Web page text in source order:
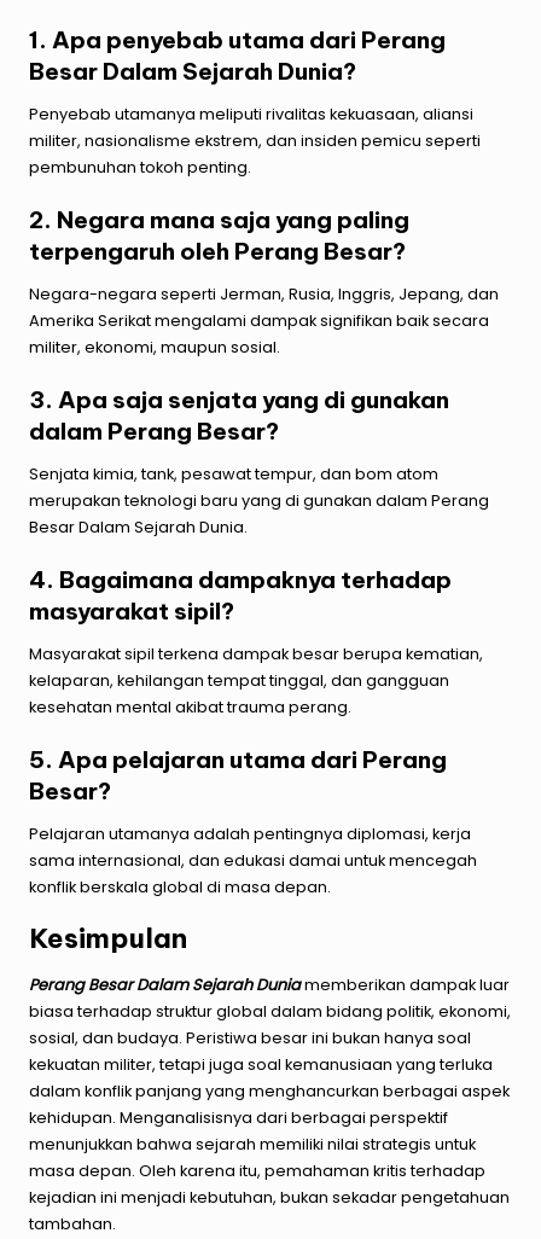
1. Apa penyebab utama dari Perang
Besar Dalam Sejarah Dunia?
Penyebab utamanya meliputi rivalitas kekuasaan, aliansi
militer, nasionalisme ekstrem, dan insiden pemicu seperti
pembunuhan tokoh penting.
2. Negara mana saja yang paling
terpengaruh oleh Perang Besar?
Negara-negara seperti Jerman, Rusia, Inggris, Jepang, dan
Amerika Serikat mengalami dampak signifikan baik secara
militer, ekonomi, maupun sosial.
3. Apa saja senjata yang di gunakan
dalam Perang Besar?
Senjata kimia, tank, pesawat tempur, dan bom atom
merupakan teknologi baru yang di gunakan dalam Perang
Besar Dalam Sejarah Dunia.
4. Bagaimana dampaknya terhadap
masyarakat sipil?
Masyarakat sipil terkena dampak besar berupa kematian,
kelaparan, kehilangan tempat tinggal, dan gangguan
kesehatan mental akibat trauma perang.
5. Apa pelajaran utama dari Perang
Besar?
Pelajaran utamanya adalah pentingnya diplomasi, kerja
sama internasional, dan edukasi damai untuk mencegah
konflik berskala global di masa depan.
Kesimpulan
Perang Besar Dalam Sejarah Duniamemberikan dampak luar
biasa terhadap struktur global dalam bidang politik, ekonomi,
sosial, dan budaya. Peristiwa besar ini bukan hanya soal
kekuatan militer, tetapi juga soal kemanusiaan yang terluka
dalam konflik panjang yang menghancurkan berbagai aspek
kehidupan. Menganalisisnya dari berbagai perspektif
menunjukkan bahwa sejarah memiliki nilai strategis untuk
masa depan. Oleh karena itu, pemahaman kritis terhadap
kejadian ini menjadi kebutuhan, bukan sekadar pengetahuan
tambahan.